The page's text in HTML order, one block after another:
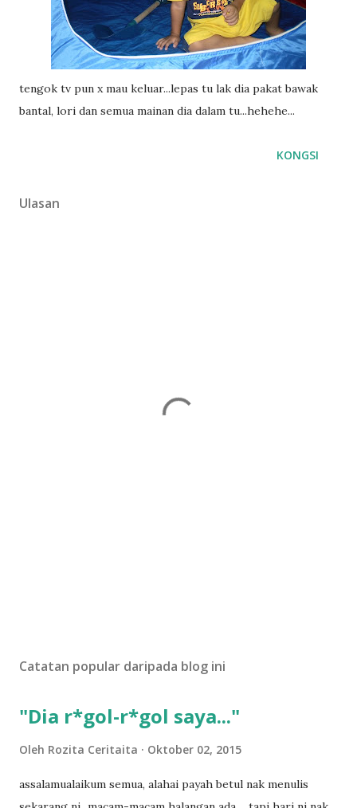
tengok tv pun x mau keluar...lepas tu lak dia pakat bawak
bantal, lori dan semua mainan dia dalam tu...hehehe...
KONGSI
Ulasan
Catatan popular daripada blog ini
"Dia r*gol-r*gol saya..."
Oleh Rozita Ceritaita Oktober 02, 2015
assalamualaikum semua, alahai payah betul nak menulis